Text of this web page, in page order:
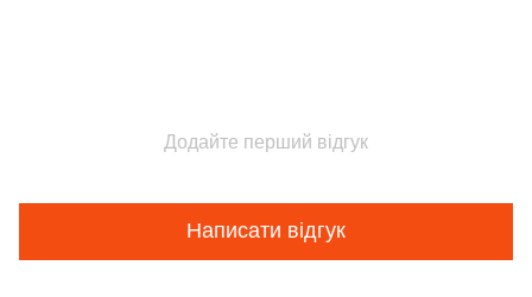
Додайте перший відгук
Написати відгук